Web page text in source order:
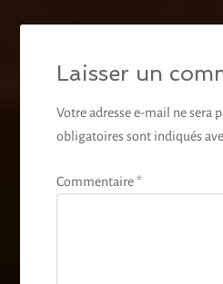
Laisser un
Votre adresse e-mail ne sera
obligatoires sont indiqués
Commentaire*